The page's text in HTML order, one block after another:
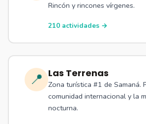
Rincón y rincones vírgenes.
210 actividades →
📍 Las Terrenas
Zona turística #1 de Samaná.
comunidad internacional y la
nocturna.